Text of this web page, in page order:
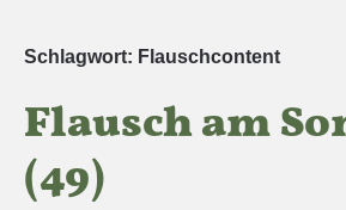
Schlagwort: Flauschcontent
Flausch am
(49)